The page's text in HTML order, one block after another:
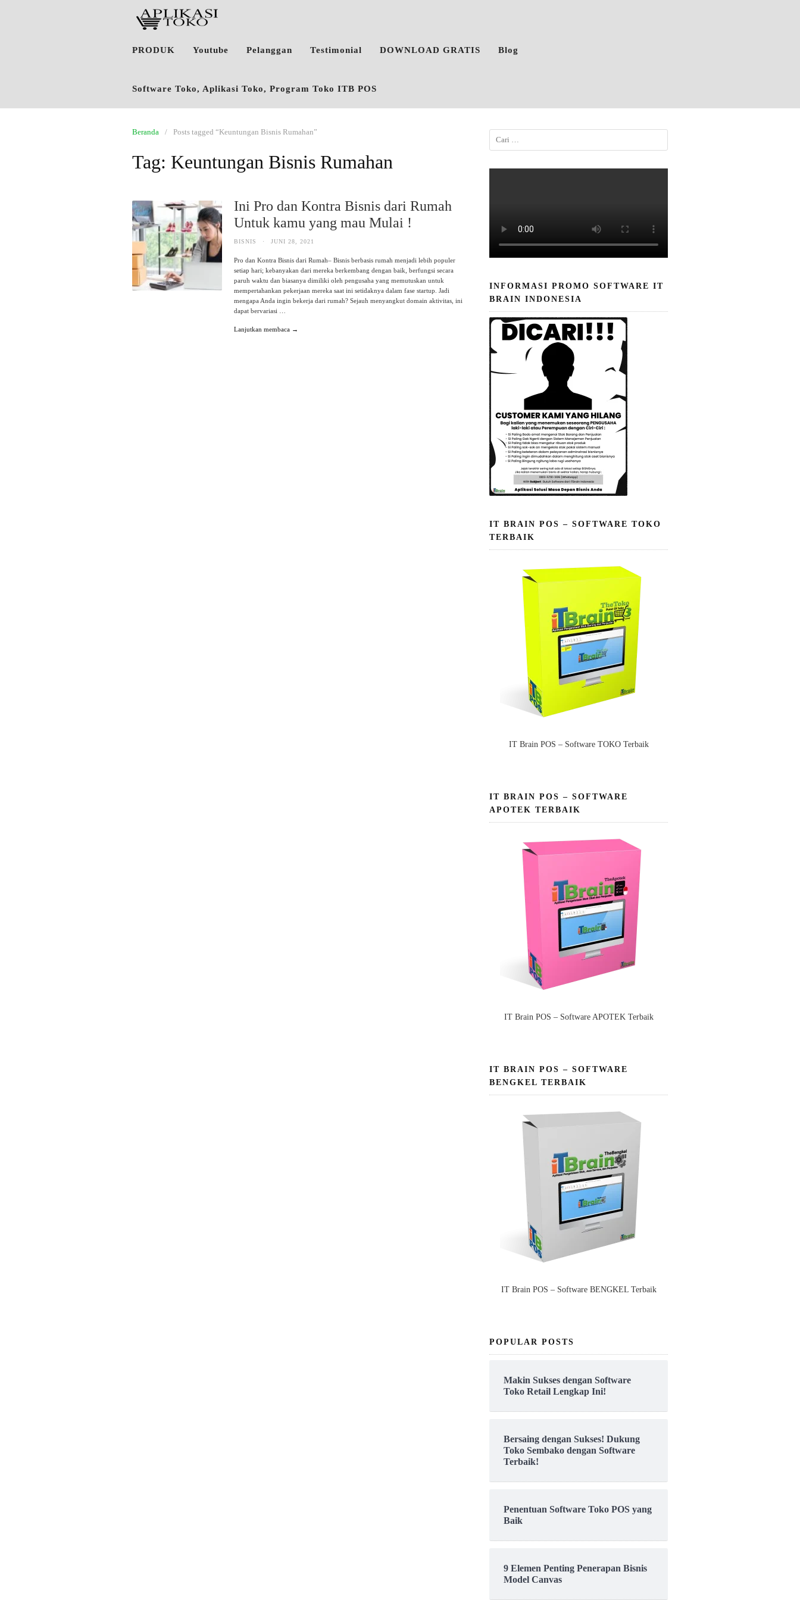
PRODUK Youtube Pelanggan Testimonial DOWNLOAD GRATIS Blog
Software Toko, Aplikasi Toko, Program Toko ITB POS
Beranda Posts tagged “Keuntungan Bisnis Rumahan”
Tag: Keuntungan Bisnis Rumahan
Ini Pro dan Kontra Bisnis dari Rumah
Untuk kamu yang mau Mulai !
BISNIS · JUNI 28, 2021
Pro dan Kontra Bisnis dari Rumah– Bisnis berbasis rumah menjadi lebih populer
setiap hari; kebanyakan dari mereka berkembang dengan baik, berfungsi secara
paruh waktu dan biasanya dimiliki oleh pengusaha yang memutuskan untuk
mempertahankan pekerjaan mereka saat ini setidaknya dalam fase startup. Jadi
mengapa Anda ingin bekerja dari rumah? Sejauh menyangkut domain aktivitas, ini
dapat bervariasi …
Lanjutkan membaca →
INFORMASI PROMO SOFTWARE IT
BRAIN INDONESIA
IT BRAIN POS – SOFTWARE TOKO
TERBAIK
IT Brain POS – Software TOKO Terbaik
IT BRAIN POS – SOFTWARE
APOTEK TERBAIK
IT Brain POS – Software APOTEK Terbaik
IT BRAIN POS – SOFTWARE
BENGKEL TERBAIK
IT Brain POS – Software BENGKEL Terbaik
POPULAR POSTS
Makin Sukses dengan Software
Toko Retail Lengkap Ini!
Bersaing dengan Sukses! Dukung
Toko Sembako dengan Software
Terbaik!
Penentuan Software Toko POS yang
Baik
9 Elemen Penting Penerapan Bisnis
Model Canvas